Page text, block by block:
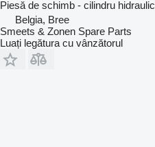
Piesă de schimb - cilindru hidraulic
Belgia, Bree
Smeets & Zonen Spare Parts
Luați legătura cu vânzătorul